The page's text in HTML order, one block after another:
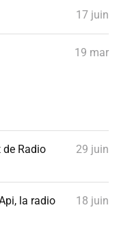
17 juin
19 mar
de Radio
29 juin
la radio
18 juin